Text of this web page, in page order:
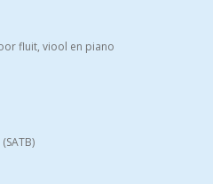
fluit, viool en piano